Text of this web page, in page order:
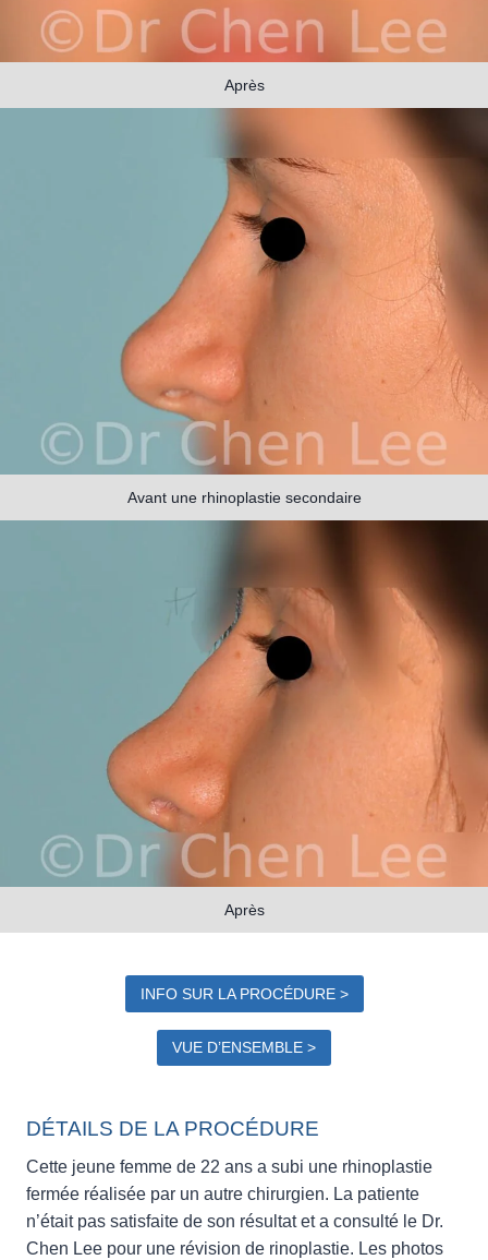
Après
Avant une rhinoplastie secondaire
Après
INFO SUR LA PROCÉDURE >
VUE D’ENSEMBLE >
DÉTAILS DE LA PROCÉDURE
Cette jeune femme de 22 ans a subi une rhinoplastie
fermée réalisée par un autre chirurgien. La patiente
n’était pas satisfaite de son résultat et a consulté le Dr.
Chen Lee pour une révision de rinoplastie. Les photos